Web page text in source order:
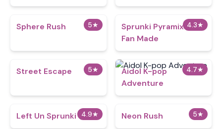
5★
Sphere Rush 4.3★
Sprunki Pyramixed
Fan Made
5★
Street Escape 4.7★
Aidol K-pop
Adventure
4.9★
Left Un Sprunki 5★
Neon Rush